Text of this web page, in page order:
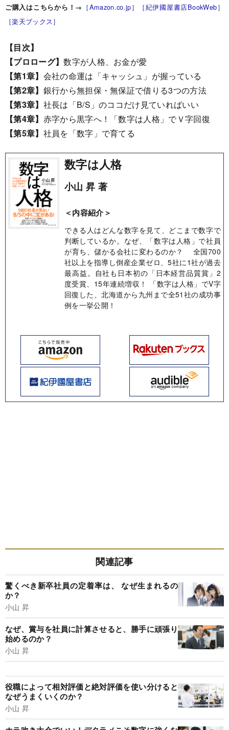
ご購入はこちらから！→ ［Amazon.co.jp］
［紀伊國屋書店BookWeb］
［楽天ブックス］
【目次】
【プロローグ】数字が人格、お金が愛
【第1章】 会社の命運は「キャッシュ」が握っている
【第2章】 銀行から無担保・無保証で借りる3つの方法
【第3章】 社長は「B/S」のココだけ見ていればいい
【第4章】 赤字から黒字へ！「数字は人格」でＶ字回復
【第5章】 社員を「数字」で育てる
数字は人格
小山 昇 著
＜内容紹介＞
できる人はどんな数字を見て、どこまで数字で
判断しているか。なぜ、「数字は人格」で社員
が育ち、儲かる会社に変わるのか？ 全国700
社以上を指導し倒産企業ゼロ、5社に1社が過去
最高益。自社も日本初の「日本経営品質賞」2
度受賞、15年連続増収！ 「数字は人格」でV字
回復した、北海道から九州まで全51社の成功事
例を一挙公開！
関連記事
驚くべき新卒社員の定着率は、 なぜ生まれるの
か？
小山 昇
なぜ、賞与を社員に計算させると、勝手に頑張り
始めるのか？
小山 昇
役職によって相対評価と絶対評価を使い分けると
なぜうまくいくのか？
小山 昇